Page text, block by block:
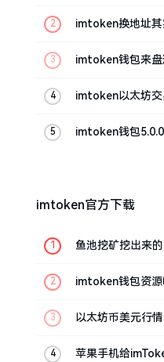
imtoken换地址其
imtoken钱包来盘
imtoken以太坊交
imtoken钱包
imtoken官方下载
鱼池挖矿挖出来
imtoken钱包资源
以太坊币美元行
苹果手机给